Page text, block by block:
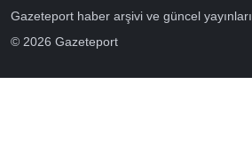
Gazeteport haber arşivi ve güncel yayınları.
© 2026 Gazeteport